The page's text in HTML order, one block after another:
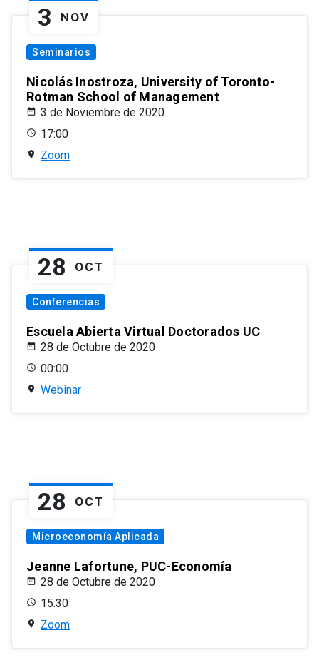
3 NOV
Seminarios
Nicolás Inostroza, University of Toronto-
Rotman School of Management
3 de Noviembre de 2020
17:00
Zoom
28 OCT
Conferencias
Escuela Abierta Virtual Doctorados UC
28 de Octubre de 2020
00:00
Webinar
28 OCT
Microeconomía Aplicada
Jeanne Lafortune, PUC-Economía
28 de Octubre de 2020
15:30
Zoom